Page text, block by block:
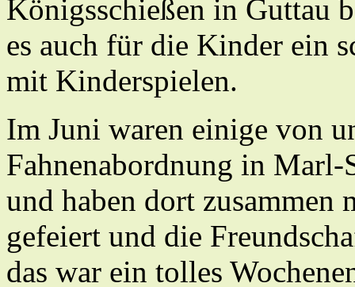
Königsschießen in Guttau
es auch für die Kinder ein
mit Kinderspielen.
Im Juni waren einige von
Fahnenabordnung in Marl-
und haben dort zusammen
gefeiert und die
das war ein tolles